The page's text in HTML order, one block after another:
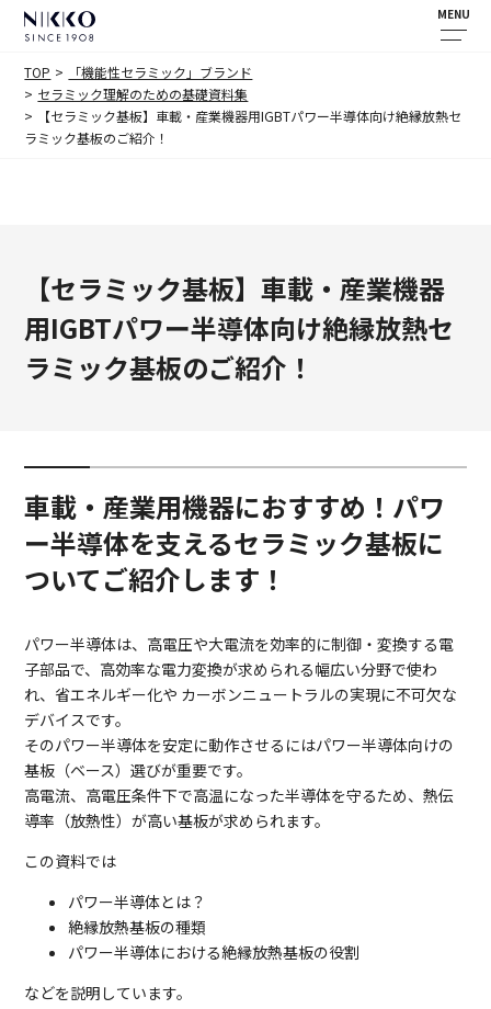
MENU
TOP
「機能性セラミック」ブランド
セラミック理解のための基礎資料集
【セラミック基板】車載・産業機器用IGBTパワー半導体向け絶縁放熱セ
ラミック基板のご紹介！
【セラミック基板】車載・産業機器
用IGBTパワー半導体向け絶縁放熱セ
ラミック基板のご紹介！
車載・産業用機器におすすめ！パワ
ー半導体を支えるセラミック基板に
ついてご紹介します！
パワー半導体は、高電圧や大電流を効率的に制御・変換する電
子部品で、高効率な電力変換が求められる幅広い分野で使わ
れ、省エネルギー化や カーボンニュートラルの実現に不可欠な
デバイスです。
そのパワー半導体を安定に動作させるにはパワー半導体向けの
基板（ベース）選びが重要です。
高電流、高電圧条件下で高温になった半導体を守るため、熱伝
導率（放熱性）が高い基板が求められます。
この資料では
パワー半導体とは？
絶縁放熱基板の種類
パワー半導体における絶縁放熱基板の役割
などを説明しています。